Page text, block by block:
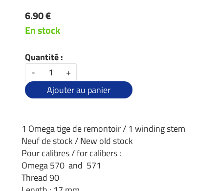
6.90 €
En stock
Quantité :
-
+
Ajouter au panier
1 Omega tige de remontoir / 1 winding stem
Neuf de stock / New old stock
Pour calibres / for calibers :
Omega 570 and 571
Thread 90